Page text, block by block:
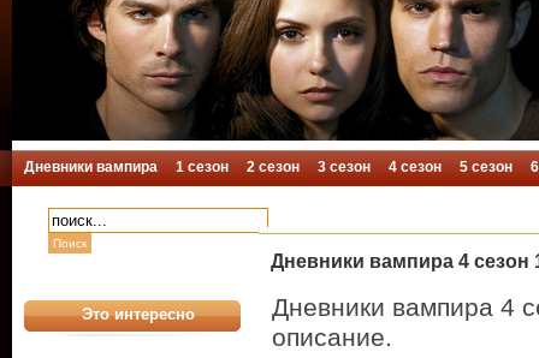
Дневники вампира 1 сезон 2 сезон 3 сезон 4 сезон 5 сезон
Это интересно
Дневники вампира 4 сезон
Дневники вампира 4
описание.